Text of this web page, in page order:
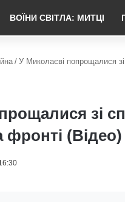
ВОЇНИ СВІТЛА: МИТЦІ
/ У Миколаєві попрощалися
зі
фронті (Відео)